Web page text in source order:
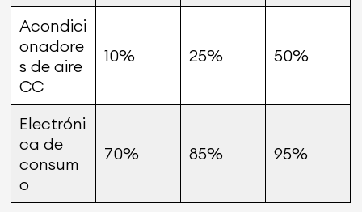
Acondici
onadore
s de aire
CC
10% 25% 50%
Electróni
ca de
consum
o
70% 85% 95%